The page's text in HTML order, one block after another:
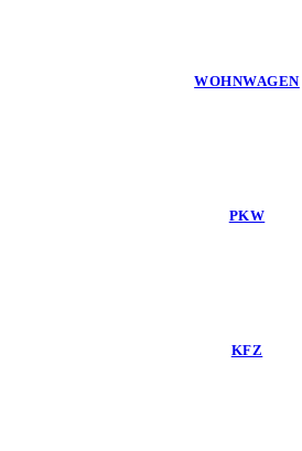
WOHNWAGEN
PKW
KFZ